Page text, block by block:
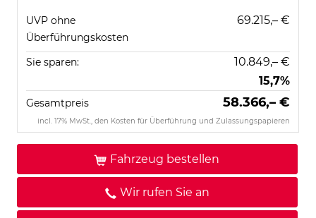
UVP ohne
Überführungskosten
69.215,– €
Sie sparen:
10.849,– €
15,7%
Gesamtpreis 58.366,– €
incl. 17% MwSt., den Kosten für Überführung und Zulassungspapieren
Fahrzeug bestellen
Wir rufen Sie an